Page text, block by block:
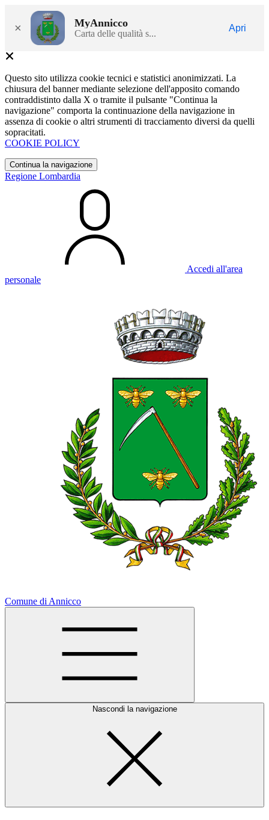
× MyAnnicco
Carta delle qualità s...
Apri
Questo sito utilizza cookie tecnici e statistici anonimizzati. La
chiusura del banner mediante selezione dell'apposito comando
contraddistinto dalla X o tramite il pulsante "Continua la
navigazione" comporta la continuazione della navigazione in
assenza di cookie o altri strumenti di tracciamento diversi da quelli
sopracitati.
COOKIE POLICY
Continua la navigazione
Regione Lombardia
Accedi all'area
personale
Comune di Annicco
Nascondi la navigazione